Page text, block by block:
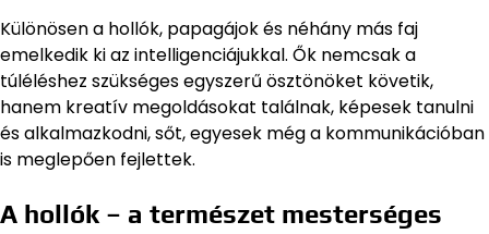
Különösen a hollók, papagájok és néhány más faj
emelkedik ki az intelligenciájukkal. Ők nemcsak a
túléléshez szükséges egyszerű ösztönöket követik,
hanem kreatív megoldásokat találnak, képesek tanulni
és alkalmazkodni, sőt, egyesek még a kommunikációban
is meglepően fejlettek.
A hollók – a természet mesterséges